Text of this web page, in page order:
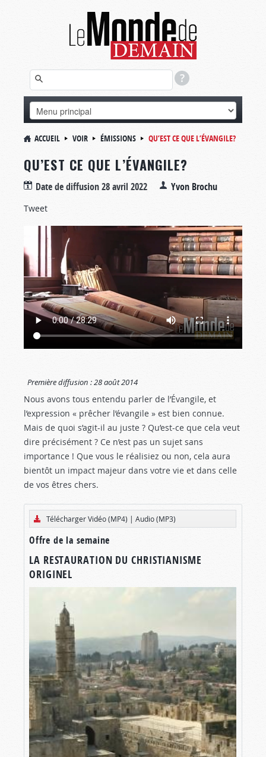
ACCUEIL VOIR ÉMISSIONS QU’EST CE QUE L’ÉVANGILE?
QU’EST CE QUE L’ÉVANGILE?
Date de diffusion28 avril 2022 Yvon Brochu
Tweet
Première diffusion :28 août 2014
Nous avons tous entendu parler de l’Évangile, et
l’expression « prêcher l’évangile » est bien connue.
Mais de quoi s’agit-il au juste ? Qu’est-ce que cela veut
dire précisément ? Ce n’est pas un sujet sans
importance ! Que vous le réalisiez ou non, cela aura
bientôt un impact majeur dans votre vie et dans celle
de vos êtres chers.
Télécharger Vidéo (MP4) | Audio (MP3)
Offre de la semaine
LA RESTAURATION DU CHRISTIANISME
ORIGINEL